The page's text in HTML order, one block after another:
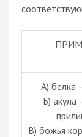
А) белка
Б) акула
В) божья